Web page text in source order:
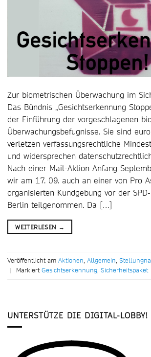
Zur biometrischen Überwachung im
Das Bündnis „Gesichtserkennung
der Einführung der vorgeschlagenen
Überwachungsbefugnisse. Sie sind
verletzen verfassungsrechtliche
und widersprechen
Nach einer Mail-Aktion Anfang
wir am 17. 09. auch an einer von Pro
organisierten Kundgebung vor der
Berlin teilgenommen. Da […]
WEITERLESEN →
Veröffentlicht am Aktionen, Allgemein,
|
MarkiertGesichtserkennung, Sicherheitspaket
UNTERSTÜTZE DIE DIGITAL-LOBBY!